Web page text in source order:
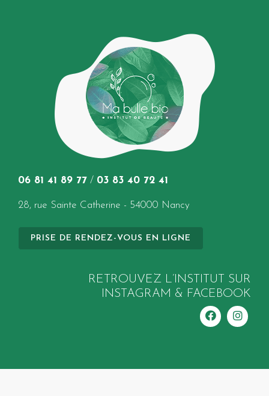
06 81 41 89 77 / 03 83 40 72 41
28, rue Sainte Catherine - 54000 Nancy
PRISE DE RENDEZ-VOUS EN LIGNE
RETROUVEZ L’INSTITUT SUR
INSTAGRAM & FACEBOOK